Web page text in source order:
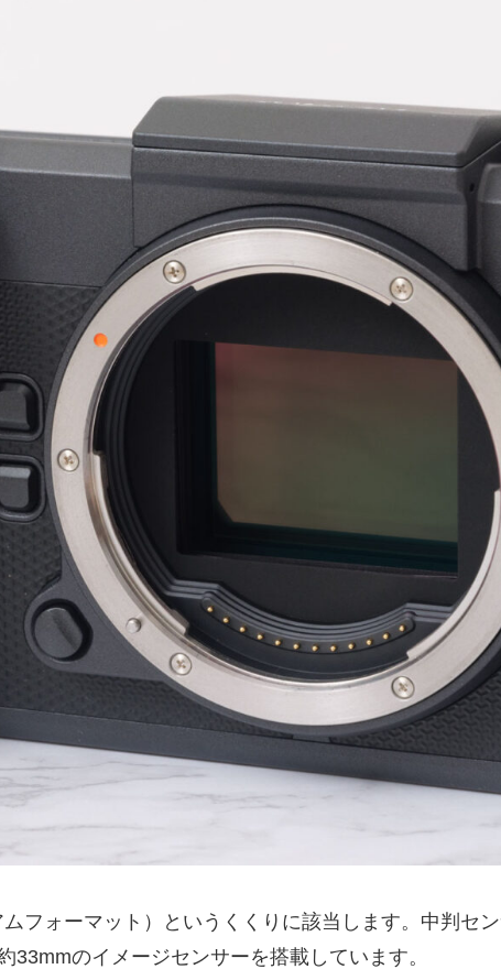
フォーマット）というくくりに該当します。中判セ
のイメージセンサーを搭載しています。